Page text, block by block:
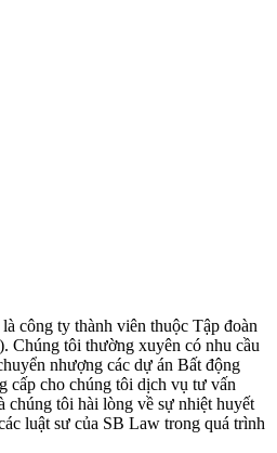
công ty thành viên thuộc Tập đoàn
Chúng tôi thường xuyên có nhu cầu
nhượng các dự án Bất động
cấp cho chúng tôi dịch vụ tư vấn
chúng tôi hài lòng về sự nhiệt huyết
luật sư của SB Law trong quá trình